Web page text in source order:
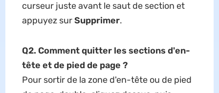
curseur juste avant le saut de section et
appuyez surSupprimer.
Q2. Comment quitter les sections d'en-
tête et de pied de page ?
Pour sortir de la zone d'en-tête ou de pied